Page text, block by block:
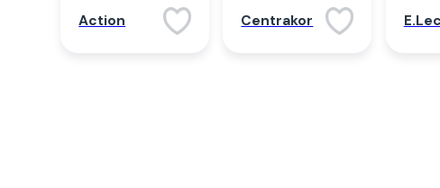
Action Centrakor